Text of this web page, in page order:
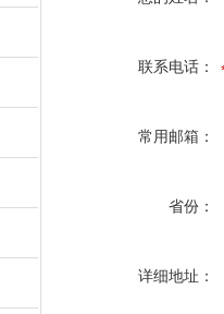
联系电话：
常用邮箱：
省份：
详细地址：